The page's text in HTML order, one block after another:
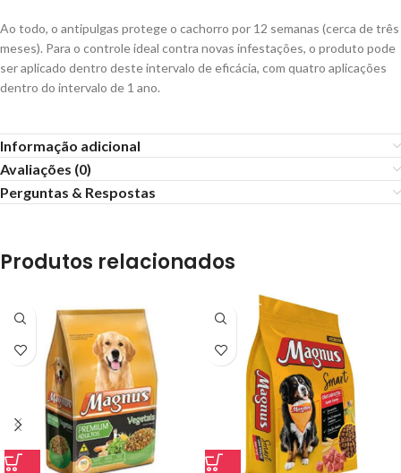
Ao todo, o antipulgas protege o cachorro por 12 semanas (cerca de três
meses). Para o controle ideal contra novas infestações, o produto pode
ser aplicado dentro deste intervalo de eficácia, com quatro aplicações
dentro do intervalo de 1 ano.
Informação adicional
Avaliações (0)
Perguntas & Respostas
Produtos relacionados